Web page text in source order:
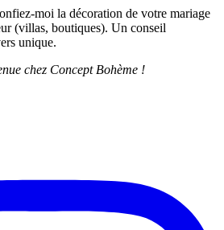
moi la décoration de votre mariage
(villas, boutiques). Un conseil
unique.
chez Concept Bohème !